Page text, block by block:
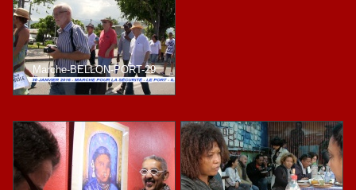
Marche-BELLON-PORT-29